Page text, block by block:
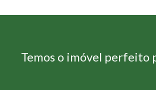
Temos o imóvel perfeito